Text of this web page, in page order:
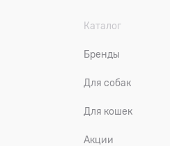
Каталог
Бренды
Для собак
Для кошек
Акции